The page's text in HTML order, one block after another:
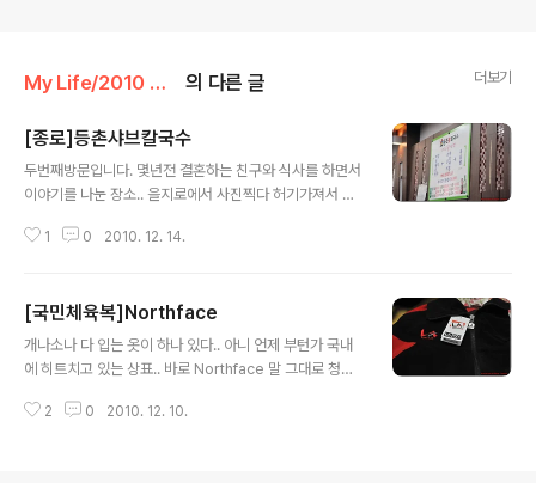
My Life/2010 하루 의 다른 글 더보기
[종로]등촌샤브칼국수
두번째방문입니다. 몇년전 결혼하는 친구와 식사를 하면서
이야기를 나눈 장소.. 을지로에서 사진찍다 허기가져서 찾
서 그런건지.. 이곳은 깔끔하면서도 소스가 특별나서 기억
켜먹고, 거기에 밥까지 먹으면 배부르네요... 또, 반주도 했
으니 ㅎㅎㅎ 종로에 2군데가 있는걸로 알고 있습니다. 학
원가 건너편과 종각옆... 이곳은 종각옆쪽입니다. 부담없는
찾아 보시기 바랍니다. Nikon D300 & Sigma 24-70 F
1 0 2010. 12. 14.
[국민체육복]Northface
개나소나 다 입는 옷이 하나 있다.. 아니 언제 부턴가 국내
에 히트치고 있는 상표.. 바로 Northface 말 그대로 청소
기 짱인 Northface 우리나라는 동네 약수터를 다녀도 유
2 0 2010. 12. 10.